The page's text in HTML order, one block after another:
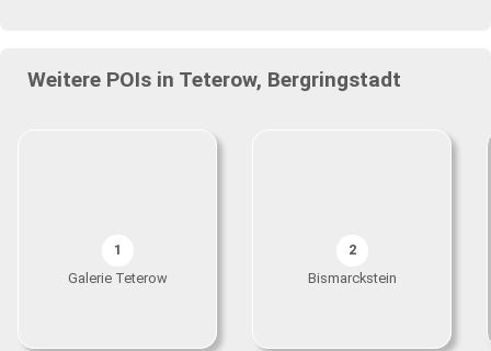
Weitere POIs in Teterow, Bergringstadt
1
Galerie Teterow
2
Bismarckstein